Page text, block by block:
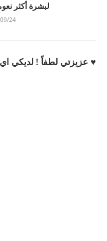
لبشرة أكثر
24
♥ عزيزتي لطفاً ! لديكي